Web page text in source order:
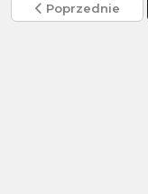
Poprzednie